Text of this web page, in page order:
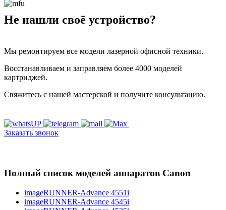
Не нашли своё устройство?
Мы ремонтируем все модели лазерной офисной техники.
Восстанавливаем и заправляем более 4000 моделей
картриджей.
Свяжитесь с нашей мастерской и получите консультацию.
Заказать звонок
Полный список моделей аппаратов Canon
imageRUNNER-Advance 4551i
imageRUNNER-Advance 4545i